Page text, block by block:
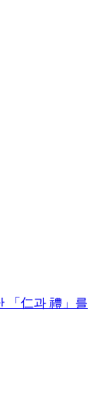
「仁과 禮」를